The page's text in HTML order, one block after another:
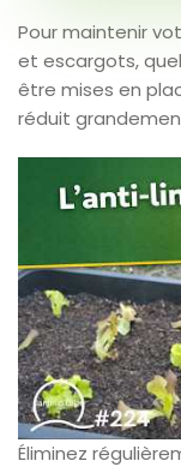
Pour maintenir
et escargots,
être mises en
réduit
Éliminez